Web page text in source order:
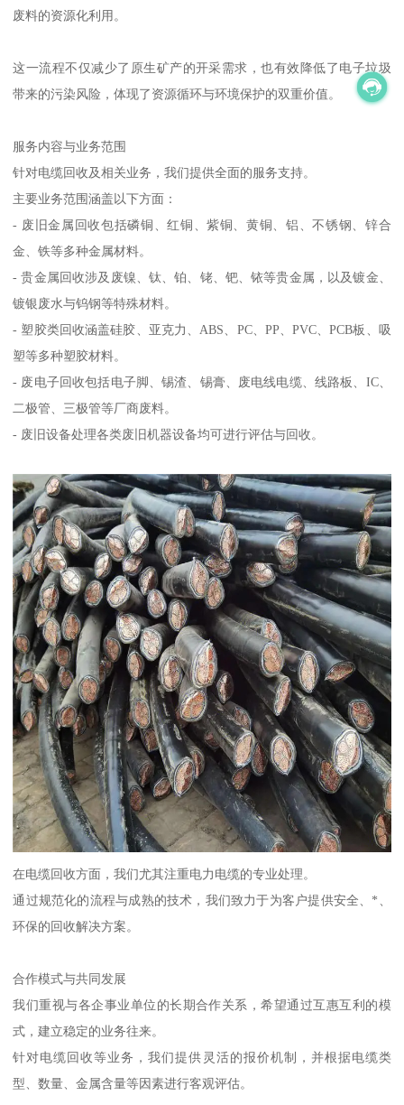
废料的资源化利用。
这一流程不仅减少了原生矿产的开采需求，也有效降低了电子垃圾
带来的污染风险，体现了资源循环与环境保护的双重价值。
服务内容与业务范围
针对电缆回收及相关业务，我们提供全面的服务支持。
主要业务范围涵盖以下方面：
- 废旧金属回收包括磷铜、红铜、紫铜、黄铜、铝、不锈钢、锌合
金、铁等多种金属材料。
- 贵金属回收涉及废镍、钛、铂、铑、钯、铱等贵金属，以及镀金、
镀银废水与钨钢等特殊材料。
- 塑胶类回收涵盖硅胶、亚克力、ABS、PC、PP、PVC、PCB板、吸
塑等多种塑胶材料。
- 废电子回收包括电子脚、锡渣、锡膏、废电线电缆、线路板、IC、
二极管、三极管等厂商废料。
- 废旧设备处理各类废旧机器设备均可进行评估与回收。
在电缆回收方面，我们尤其注重电力电缆的专业处理。
通过规范化的流程与成熟的技术，我们致力于为客户提供安全、*、
环保的回收解决方案。
合作模式与共同发展
我们重视与各企事业单位的长期合作关系，希望通过互惠互利的模
式，建立稳定的业务往来。
针对电缆回收等业务，我们提供灵活的报价机制，并根据电缆类
型、数量、金属含量等因素进行客观评估。